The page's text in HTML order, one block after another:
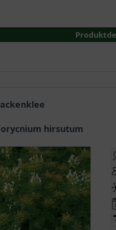
Backenklee
Dorycnium hirsutum